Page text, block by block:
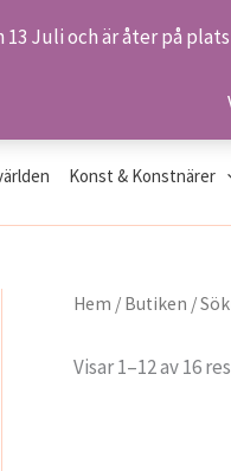
13 Juli och är åter på
Konst & Konstnärer
Hem / Butiken /
Visar 1–12 av 16